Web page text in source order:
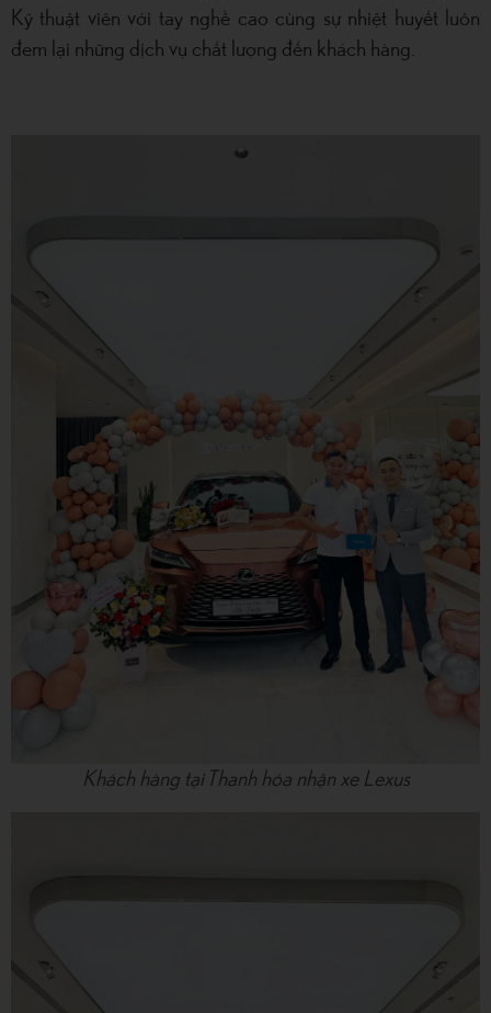
Kỹ thuật viên với tay nghề cao cùng sự nhiệt huyết luôn
đem lại những dịch vụ chất lượng đến khách hàng.
Khách hàng tại Thanh hóa nhận xe Lexus